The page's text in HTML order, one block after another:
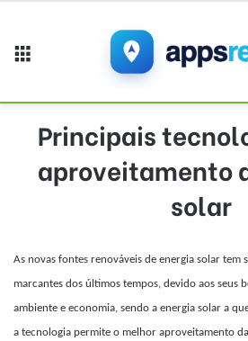
Principais
aproveitamento
solar
As novas fontes renováveis de energia solar tem
marcantes dos últimos tempos, devido aos seus
ambiente e economia, sendo a energia solar a
a tecnologia permite o melhor aproveitamento